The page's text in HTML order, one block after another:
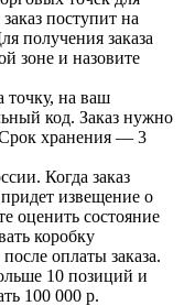
поступит на
получения заказа
зоне и назовите
точку, на ваш
код. Заказ нужно
Срок хранения — 3
Когда заказ
извещение о
оценить состояние
коробку
оплаты заказа.
10 позиций и
100 000 р.